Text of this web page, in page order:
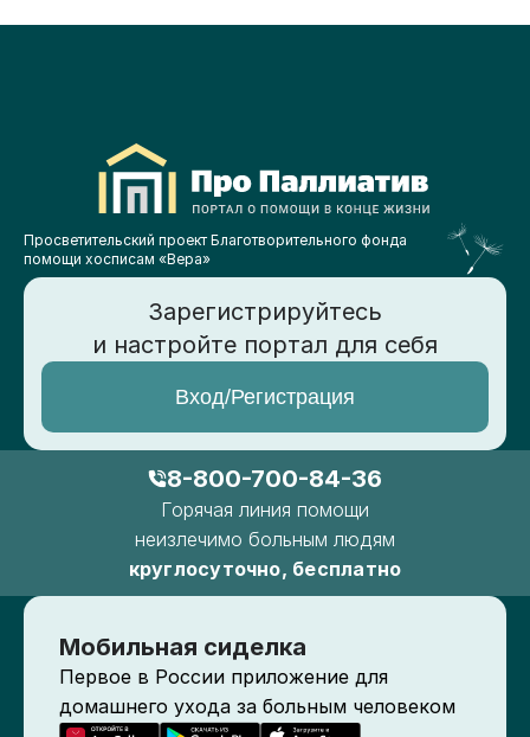
Просветительский проект Благотворительного фонда
помощи хосписам «Вера»
Зарегистрируйтесь
и настройте портал для себя
Вход/Регистрация
8-800-700-84-36
Горячая линия помощи
неизлечимо больным людям
круглосуточно, бесплатно
Мобильная сиделка
Первое в России приложение для
домашнего ухода за больным человеком